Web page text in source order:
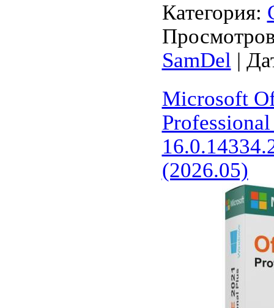
Категория:
SamDel |
Microsoft
(2026.05)